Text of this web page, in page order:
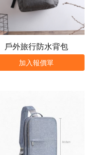
戶外旅行防水背包
加入報價單